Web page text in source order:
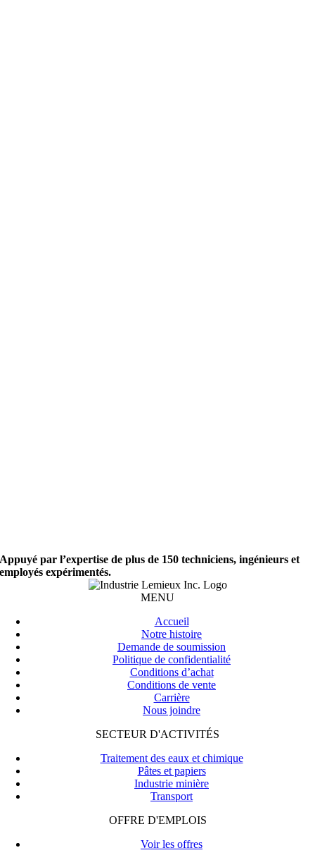
Appuyé par l’expertise de plus de 150 techniciens, ingénieurs et
employés expérimentés.
MENU
Accueil
Notre histoire
Demande de soumission
Politique de confidentialité
Conditions d’achat
Conditions de vente
Carrière
Nous joindre
SECTEUR D'ACTIVITÉS
Traitement des eaux et chimique
Pâtes et papiers
Industrie minière
Transport
OFFRE D'EMPLOIS
Voir les offres